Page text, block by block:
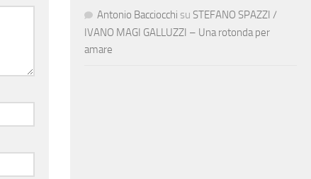
Antonio Bacciocchi su STEFANO SPAZZI /
IVANO MAGI GALLUZZI – Una rotonda per
amare